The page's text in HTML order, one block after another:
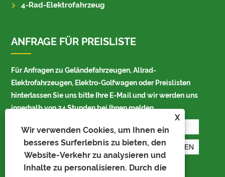
X
Wir verwenden Cookies, um Ihnen ein
besseres Surferlebnis zu bieten, den
Website-Verkehr zu analysieren und
Inhalte zu personalisieren. Durch die
4-Rad-Elektrofahrzeug
ANFRAGE FÜR PREISLISTE
Für Anfragen zu Geländefahrzeugen, Allrad-
Elektrofahrzeugen, Elektro-Golfwagen oder Preislisten
hinterlassen Sie uns bitte Ihre E-Mail und wir werden uns
innerhalb von 24 Stunden bei Ihnen melden.